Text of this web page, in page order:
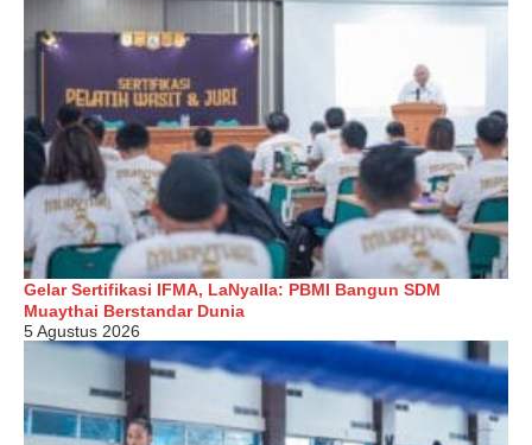
Gelar Sertifikasi IFMA, LaNyalla: PBMI Bangun SDM
Muaythai Berstandar Dunia
5 Agustus 2026